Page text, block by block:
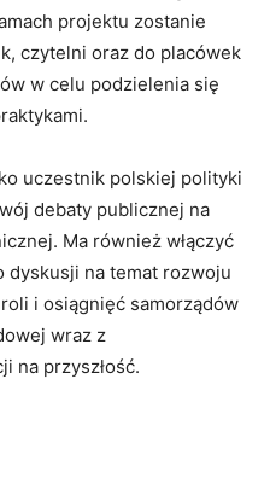
projektu zostanie
czytelni oraz do placówek
w celu podzielenia się
uczestnik polskiej polityki
debaty publicznej na
Ma również włączyć
na temat rozwoju
i osiągnięć samorządów
wraz z
na przyszłość.